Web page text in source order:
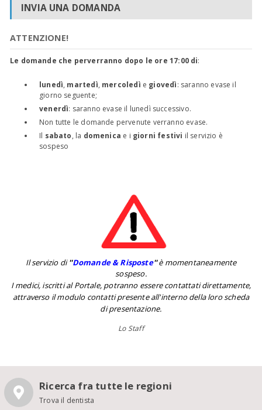
INVIA UNA DOMANDA
ATTENZIONE!
Le domande che perverranno dopo le ore 17:00 di:
lunedì, martedì, mercoledì e giovedì: saranno evase il
giorno seguente;
venerdì: saranno evase il lunedì successivo.
Non tutte le domande pervenute verranno evase.
Il sabato, la domenica e i giorni festivi il servizio è
sospeso
Il servizio di''Domande & Risposte''è momentaneamente
sospeso.
I medici, iscritti al Portale, potranno essere contattati direttamente,
attraverso il modulo contatti presente all'interno della loro scheda
di presentazione.
Lo Staff
Ricerca fra tutte le regioni
Trova il dentista